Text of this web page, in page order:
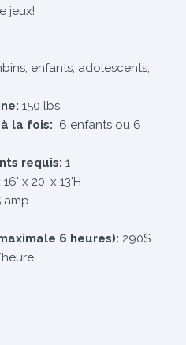
jeux!
enfants, adolescents,
150 lbs
la fois: 6 enfants ou 6
requis: 1
16' x 20' x 13'H
amp
6 heures): 290$